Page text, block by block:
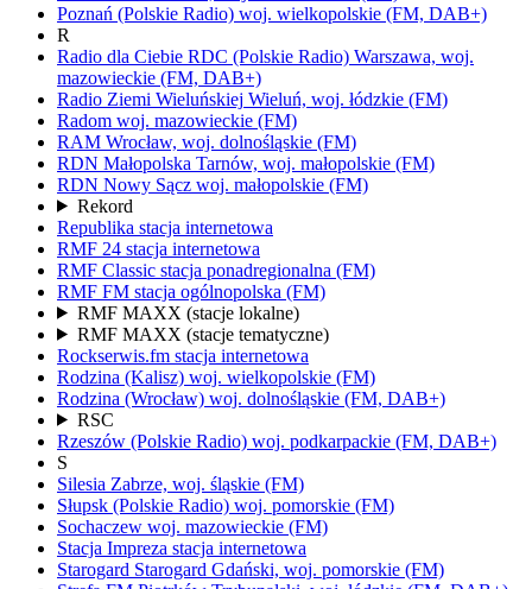
Poznań (Polskie Radio) woj. wielkopolskie (FM, DAB+)
R
Radio dla Ciebie RDC (Polskie Radio) Warszawa, woj.
mazowieckie (FM, DAB+)
Radio Ziemi Wieluńskiej Wieluń, woj. łódzkie (FM)
Radom woj. mazowieckie (FM)
RAM Wrocław, woj. dolnośląskie (FM)
RDN Małopolska Tarnów, woj. małopolskie (FM)
RDN Nowy Sącz woj. małopolskie (FM)
Rekord
Republika stacja internetowa
RMF 24 stacja internetowa
RMF Classic stacja ponadregionalna (FM)
RMF FM stacja ogólnopolska (FM)
RMF MAXX (stacje lokalne)
RMF MAXX (stacje tematyczne)
Rockserwis.fm stacja internetowa
Rodzina (Kalisz) woj. wielkopolskie (FM)
Rodzina (Wrocław) woj. dolnośląskie (FM, DAB+)
RSC
Rzeszów (Polskie Radio) woj. podkarpackie (FM, DAB+)
S
Silesia Zabrze, woj. śląskie (FM)
Słupsk (Polskie Radio) woj. pomorskie (FM)
Sochaczew woj. mazowieckie (FM)
Stacja Impreza stacja internetowa
Starogard Starogard Gdański, woj. pomorskie (FM)